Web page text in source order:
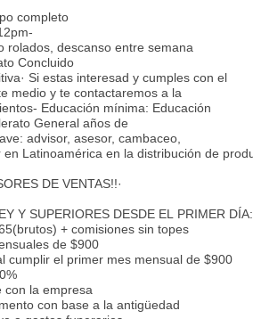
completo
rolados, descanso entre semana
Concluido
Si estas interesad y cumples con el
medio y te contactaremos a la
Educación mínima: Educación
General años de
advisor, asesor, cambaceo,
Latinoamérica en la distribución de
DE VENTAS!!·
Y SUPERIORES DESDE EL PRIMER DÍA:
+ comisiones sin topes
de $900
cumplir el primer mes mensual de $900
con la empresa
con base a la antigüedad